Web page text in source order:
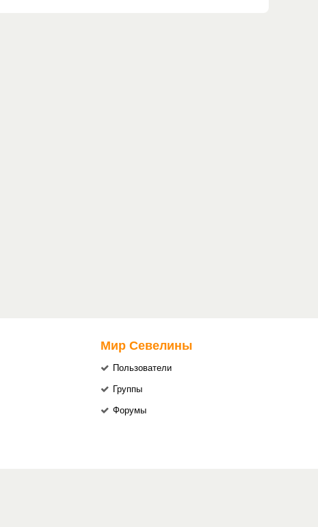
Мир Севелины
Пользователи
Группы
Форумы